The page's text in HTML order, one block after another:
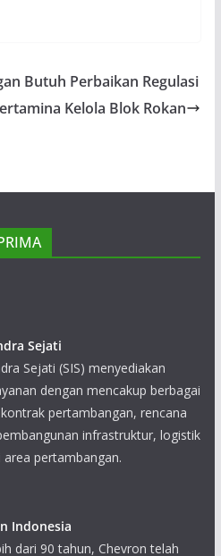
Butuh Perbaikan Regulasi
Kelola Blok Rokan
aspek dari kontrak
pekerjaan sipil,
logistik pertanahan, dan
Kami terus berupaya
melalui inovasi,